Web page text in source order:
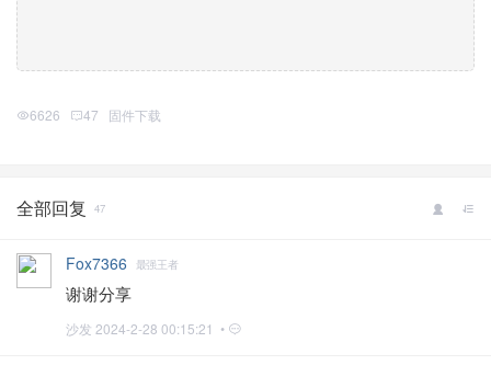
6626 47 固件下载
全部回复 47
Fox7366 最强王者
谢谢分享
沙发 2024-2-28 00:15:21 •